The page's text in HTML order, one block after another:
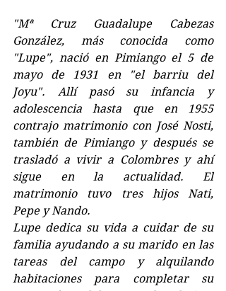
"Mª Cruz Guadalupe Cabezas
González, más conocida como
"Lupe", nació en Pimiango el 5 de
mayo de 1931 en "el barriu del
Joyu". Allí pasó su infancia y
adolescencia hasta que en 1955
contrajo matrimonio con José Nosti,
también de Pimiango y después se
trasladó a vivir a Colombres y ahí
sigue en la actualidad. El
matrimonio tuvo tres hijos Nati,
Pepe y Nando.
Lupe dedica su vida a cuidar de su
familia ayudando a su marido en las
tareas del campo y alquilando
habitaciones para completar su